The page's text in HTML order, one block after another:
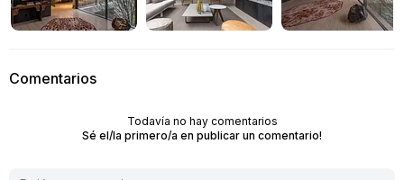
Comentarios
Todavía no hay comentarios
Sé el/la primero/a en publicar un comentario!